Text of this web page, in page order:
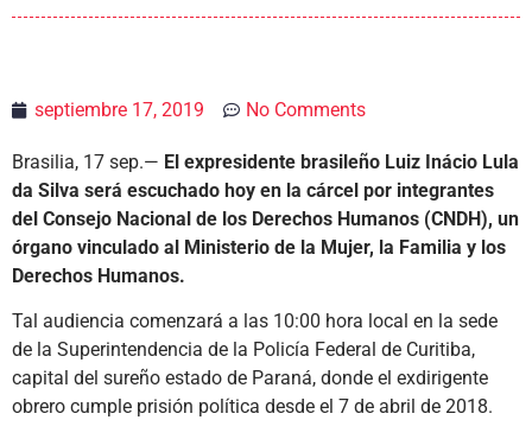
septiembre 17, 2019 No Comments
Brasilia, 17 sep.— El expresidente brasileño Luiz Inácio Lula
da Silva será escuchado hoy en la cárcel por integrantes
del Consejo Nacional de los Derechos Humanos (CNDH), un
órgano vinculado al Ministerio de la Mujer, la Familia y los
Derechos Humanos.
Tal audiencia comenzará a las 10:00 hora local en la sede
de la Superintendencia de la Policía Federal de Curitiba,
capital del sureño estado de Paraná, donde el exdirigente
obrero cumple prisión política desde el 7 de abril de 2018.